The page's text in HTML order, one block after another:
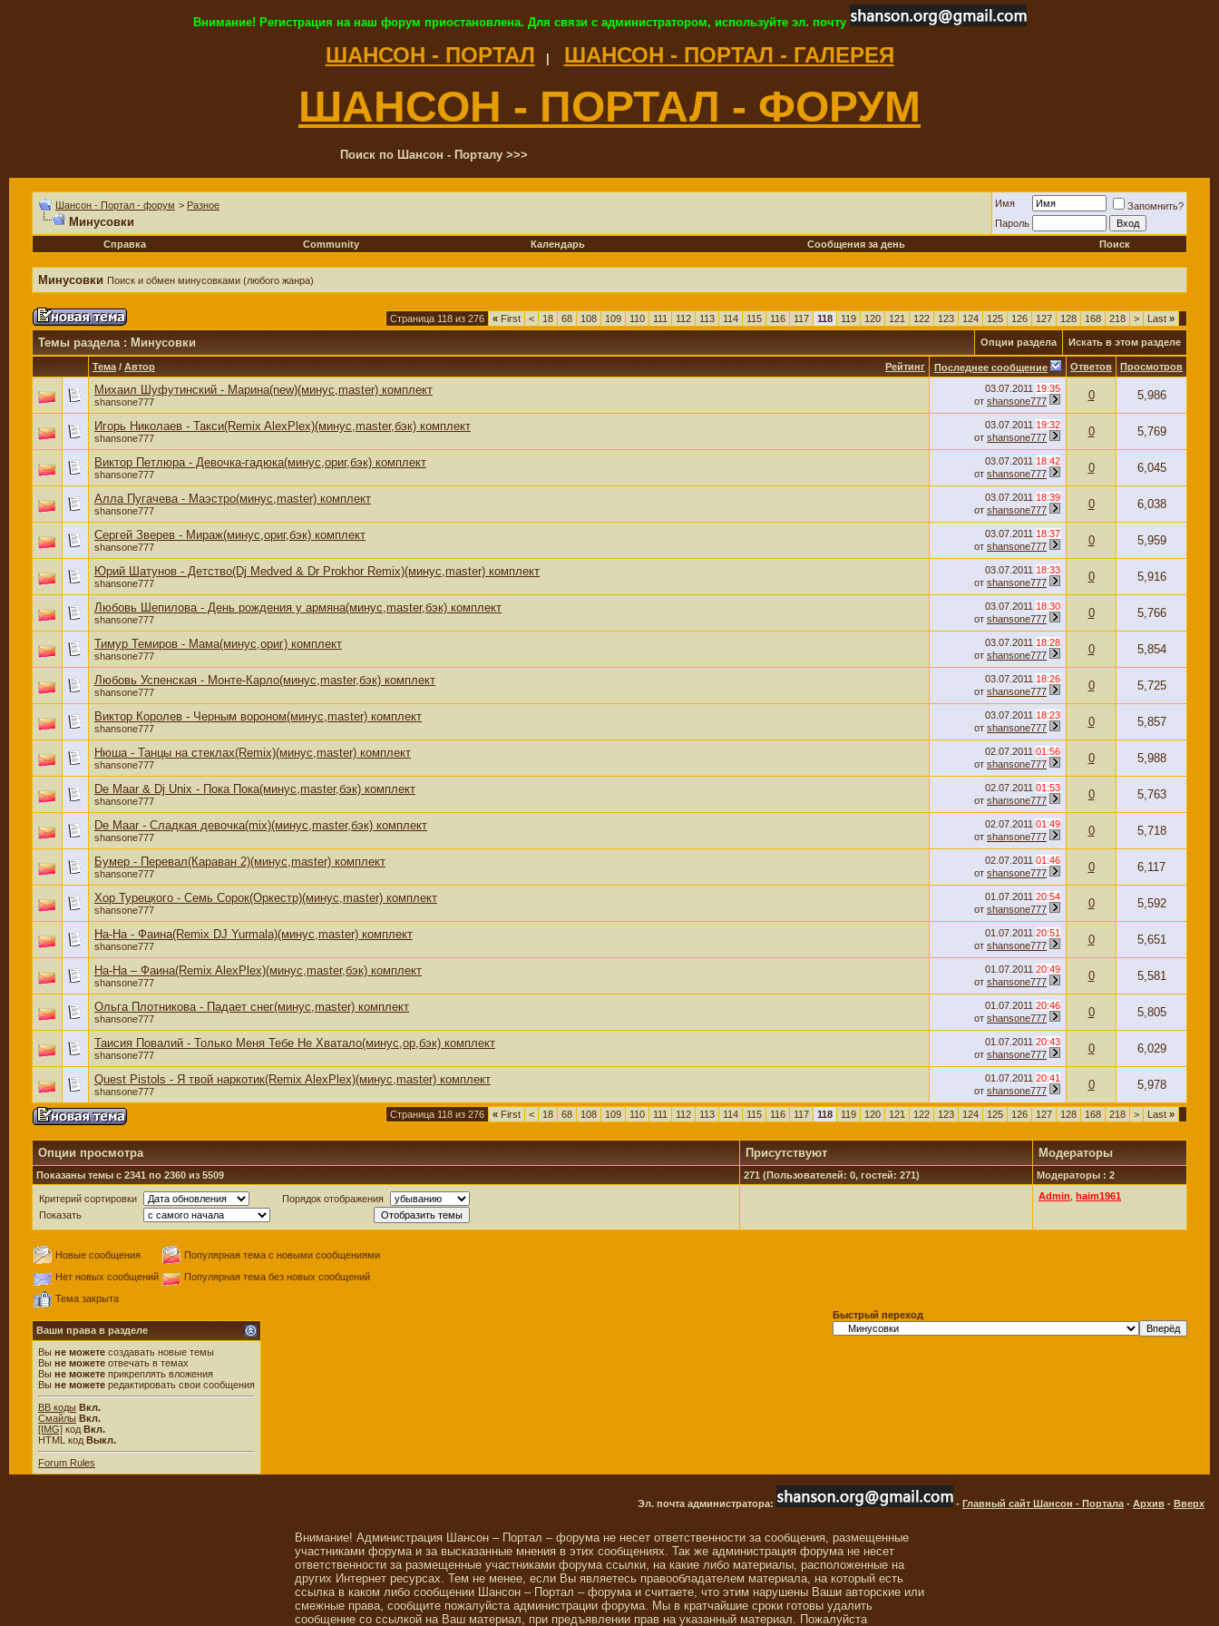
Внимание! Регистрация на наш форум приостановлена. Для связи с администратором, используйте эл. почту
ШАНСОН - ПОРТАЛ ШАНСОН - ПОРТАЛ - ГАЛЕРЕЯ
ШАНСОН - ПОРТАЛ - ФОРУМ
Поиск по Шансон - Порталу >>>
Шансон - Портал - форум > Разное
Минусовки
Имя
Запомнить?
Пароль
Справка
Community Календарь Сообщения за день Поиск
Минусовки Поиск и обмен минусовками (любого жанра)
Страница 118 из 276 « First < 18 68 108 109 110 111 112 113 114 115 116 117 118 119 120 121 122 123 124 125 126 127 128 168 218 > Last »
Темы раздела: Минусовки Опции раздела Искать в этом разделе
Рейтинг
Тема / Автор Последнее сообщение Ответов Просмотров
Михаил Шуфутинский - Марина(new)(минус,master) комплект
shansone777
03.07.2011 19:35
от shansone777 0 5,986
Игорь Николаев - Такси(Remix AlexPlex)(минус,master,бэк) комплект
shansone777
03.07.2011 19:32
от shansone777 0 5,769
Виктор Петлюра - Девочка-гадюка(минус,ориг,бэк) комплект
shansone777
03.07.2011 18:42
от shansone777 0 6,045
Алла Пугачева - Маэстро(минус,master) комплект
shansone777
03.07.2011 18:39
от shansone777 0 6,038
Сергей Зверев - Мираж(минус,ориг,бэк) комплект
shansone777
03.07.2011 18:37
от shansone777 0 5,959
Юрий Шатунов - Детство(Dj Medved & Dr Prokhor Remix)(минус,master) комплект
shansone777
03.07.2011 18:33
от shansone777 0 5,916
Любовь Шепилова - День рождения у армяна(минус,master,бэк) комплект
shansone777
03.07.2011 18:30
от shansone777 0 5,766
Тимур Темиров - Мама(минус,ориг) комплект
shansone777
03.07.2011 18:28
от shansone777 0 5,854
Любовь Успенская - Монте-Карло(минус,master,бэк) комплект
shansone777
03.07.2011 18:26
от shansone777 0 5,725
Виктор Королев - Черным вороном(минус,master) комплект
shansone777
03.07.2011 18:23
от shansone777 0 5,857
Нюша - Танцы на стеклах(Remix)(минус,master) комплект
shansone777
02.07.2011 01:56
от shansone777 0 5,988
De Maar & Dj Unix - Пока Пока(минус,master,бэк) комплект
shansone777
02.07.2011 01:53
от shansone777 0 5,763
De Maar - Сладкая девочка(mix)(минус,master,бэк) комплект
shansone777
02.07.2011 01:49
от shansone777 0 5,718
Бумер - Перевал(Караван 2)(минус,master) комплект
shansone777
02.07.2011 01:46
от shansone777 0 6,117
Хор Турецкого - Семь Сорок(Оркестр)(минус,master) комплект
shansone777
01.07.2011 20:54
от shansone777 0 5,592
На-На - Фаина(Remix DJ Yurmala)(минус,master) комплект
shansone777
01.07.2011 20:51
от shansone777 0 5,651
На-На – Фаина(Remix AlexPlex)(минус,master,бэк) комплект
shansone777
01.07.2011 20:49
от shansone777 0 5,581
Ольга Плотникова - Падает снег(минус,master) комплект
shansone777
01.07.2011 20:46
от shansone777 0 5,805
Таисия Повалий - Только Меня Тебе Не Хватало(минус,ор,бэк) комплект
shansone777
01.07.2011 20:43
от shansone777 0 6,029
Quest Pistols - Я твой наркотик(Remix AlexPlex)(минус,master) комплект
shansone777
01.07.2011 20:41
от shansone777 0 5,978
Страница 118 из 276 « First < 18 68 108 109 110 111 112 113 114 115 116 117 118 119 120 121 122 123 124 125 126 127 128 168 218 > Last »
Опции просмотра Присутствуют Модераторы
Показаны темы с 2341 по 2360 из 5509 271 (Пользователей: 0, гостей: 271) Модераторы : 2
Критерий сортировки
Порядок отображения
Показать
Admin haim1961
Новые сообщения
Популярная тема с новыми сообщениями
Нет новых сообщений
Популярная тема без новых сообщений
Тема закрыта
Ваши права в разделе
Вы не можете создавать новые темы
Вы не можете отвечать в темах
Вы не можете прикреплять вложения
Вы не можете редактировать свои сообщения
BB коды Вкл.
Смайлы Вкл.
[IMG] код Вкл.
HTML код Выкл.
Forum Rules
Быстрый переход
Эл. почта администратора: - Главный сайт Шансон - Портала - Архив - Вверх
Внимание! Администрация Шансон – Портал – форума не несет ответственности за сообщения, размещенные
участниками форума и за высказанные мнения в этих сообщениях. Так же администрация форума не несет
ответственности за размещенные участниками форума ссылки, на какие либо материалы, расположенные на
других Интернет ресурсах. Тем не менее, если Вы являетесь правообладателем материала, на который есть
ссылка в каком либо сообщении Шансон – Портал – форума и считаете, что этим нарушены Ваши авторские или
смежные права, сообщите пожалуйста администрации форума. Мы в кратчайшие сроки готовы удалить
сообщение со ссылкой на Ваш материал, при предъявлении прав на указанный материал. Пожалуйста